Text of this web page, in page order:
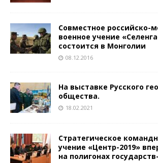
Совместное российско-
военное учение
состоится в Монголии
08.12.2016
На выставке Русского
общества.
18.02.2021
Стратегическое
учение «Центр-2019»
на полигонах